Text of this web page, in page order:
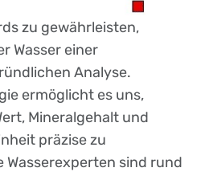
zu gewährleisten,
Wasser einer
Analyse.
ermöglicht es uns,
Mineralgehalt und
präzise zu
Wasserexperten sind rund